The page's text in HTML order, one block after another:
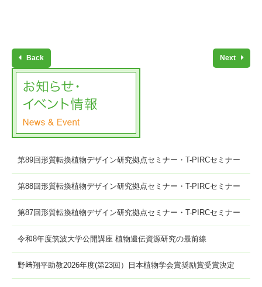
Back Next
第89回形質転換植物デザイン研究拠点セミナー・T-PIRCセミナー
第88回形質転換植物デザイン研究拠点セミナー・T-PIRCセミナー
第87回形質転換植物デザイン研究拠点セミナー・T-PIRCセミナー
令和8年度筑波大学公開講座 植物遺伝資源研究の最前線
野﨑翔平助教2026年度(第23回）日本植物学会賞奨励賞受賞決定